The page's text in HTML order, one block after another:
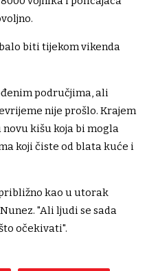
biti tijekom vikenda
područjima, ali
nije prošlo. Krajem
kišu koja bi mogla
koji čiste od blata kuće i
kao u utorak
"Ali ljudi se sada
očekivati".